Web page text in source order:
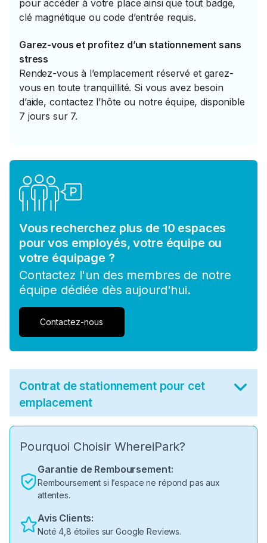
pour accéder à votre place ainsi que tout badge,
clé magnétique ou code d’entrée requis.
Garez-vous et profitez d’un stationnement sans
stress
Rendez-vous à l’emplacement réservé et garez-
vous en toute tranquillité. Si vous avez besoin
d’aide, contactez l’hôte ou notre équipe, disponible
7 jours sur 7.
Vous recherchez plus de 10 espaces
pour vos employés, votre équipe ou
votre équipage ?
Contactez l'un des membres de notre
équipe dédiée dès aujourd'hui.
Contactez-nous
Contrat de stationnement pour cet
emplacement
Pourquoi Choisir WhereiPark?
Garantie de Remboursement:
Remboursement si l’espace ne répond pas aux
attentes.
Avis Clients:
Noté 4,8 étoiles sur Google Reviews.